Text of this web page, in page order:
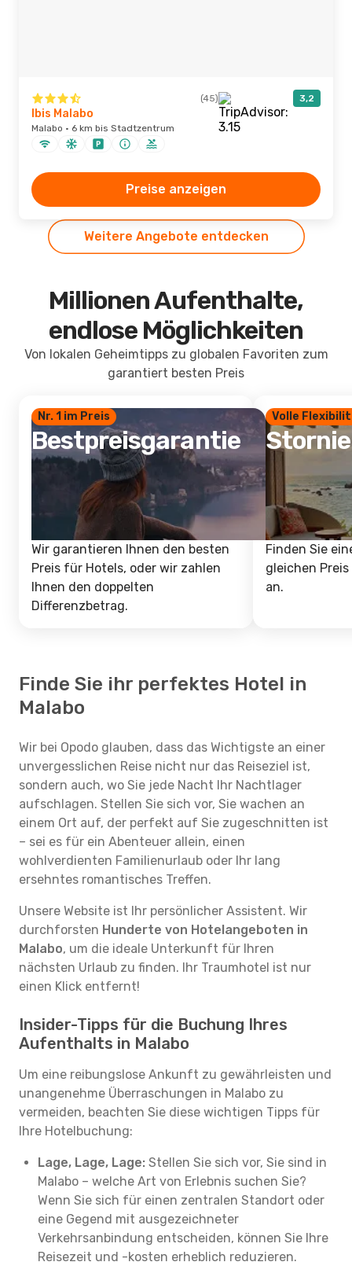
(45) 3,2
Ibis Malabo
Malabo · 6 km bis Stadtzentrum
Preise anzeigen
Weitere Angebote entdecken
Millionen Aufenthalte,
endlose Möglichkeiten
Von lokalen Geheimtipps zu globalen Favoriten zum
garantiert besten Preis
Nr. 1 im Preis
Bestpreisgarantie
Wir garantieren Ihnen den besten
Preis für Hotels, oder wir zahlen
Ihnen den doppelten
Differenzbetrag.
Volle
Finden Sie
gleichen
an.
Finde Sie ihr perfektes Hotel in
Malabo
Wir bei Opodo glauben, dass das Wichtigste an einer
unvergesslichen Reise nicht nur das Reiseziel ist,
sondern auch, wo Sie jede Nacht Ihr Nachtlager
aufschlagen. Stellen Sie sich vor, Sie wachen an
einem Ort auf, der perfekt auf Sie zugeschnitten ist
– sei es für ein Abenteuer allein, einen
wohlverdienten Familienurlaub oder Ihr lang
ersehntes romantisches Treffen.
Unsere Website ist Ihr persönlicher Assistent. Wir
durchforsten Hunderte von Hotelangeboten in
Malabo, um die ideale Unterkunft für Ihren
nächsten Urlaub zu finden. Ihr Traumhotel ist nur
einen Klick entfernt!
Insider-Tipps für die Buchung Ihres
Aufenthalts in Malabo
Um eine reibungslose Ankunft zu gewährleisten und
unangenehme Überraschungen in Malabo zu
vermeiden, beachten Sie diese wichtigen Tipps für
Ihre Hotelbuchung:
Lage, Lage, Lage: Stellen Sie sich vor, Sie sind in
Malabo – welche Art von Erlebnis suchen Sie?
Wenn Sie sich für einen zentralen Standort oder
eine Gegend mit ausgezeichneter
Verkehrsanbindung entscheiden, können Sie Ihre
Reisezeit und -kosten erheblich reduzieren.